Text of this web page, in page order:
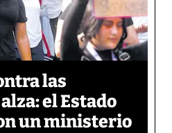
las
el Estado
un ministerio